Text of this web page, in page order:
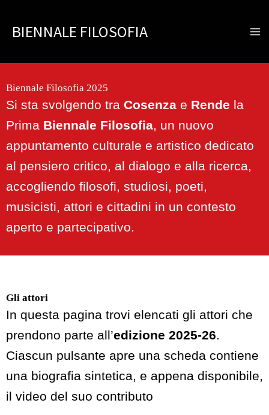
contenuto
BIENNALE FILOSOFIA
Biennale Filosofia 2025
Si sta svolgendo tra Cosenza e Rende la
Prima Biennale Filosofia, un nuovo
appuntamento culturale e artistico dedicato
al pensiero critico, al dialogo e alla ricerca,
accogliendo filosofi, studiosi, poeti,
musicisti, attori e cittadini in un contesto
aperto e partecipativo.
Gli attori
In questa pagina trovi elencati gli attori che
prendono parte all’edizione 2025-26.
Ciascun pulsante apre una scheda contiene
una biografia sintetica, e appena disponibile,
il video del suo contributo